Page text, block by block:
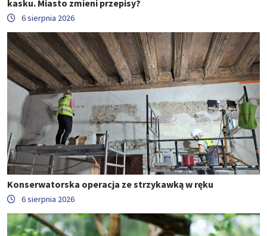
kasku. Miasto zmieni przepisy?
6 sierpnia 2026
Konserwatorska operacja ze strzykawką w ręku
6 sierpnia 2026